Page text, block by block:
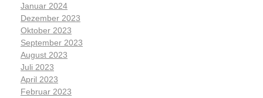
Januar 2024
Dezember 2023
Oktober 2023
September 2023
August 2023
Juli 2023
April 2023
Februar 2023